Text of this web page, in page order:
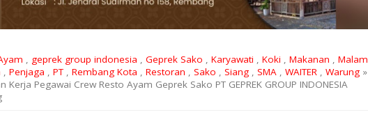
, geprek group indonesia , Geprek Sako , Karyawati , Koki , Makanan , Malam
, Penjaga , PT , Rembang Kota , Restoran , Sako , Siang , SMA , WAITER , Warung »
Kerja Pegawai Crew Resto Ayam Geprek Sako PT GEPREK GROUP INDONESIA